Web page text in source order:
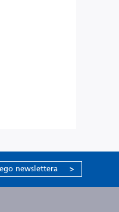
newslettera >